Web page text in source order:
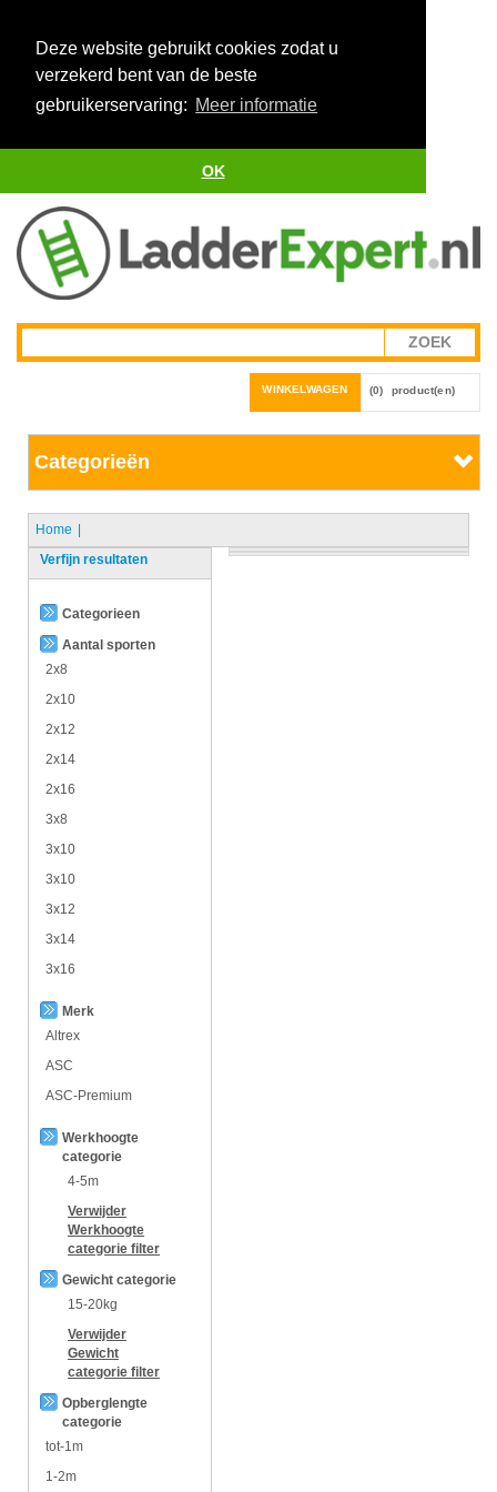
Deze website gebruikt cookies zodat u
verzekerd bent van de beste
gebruikerservaring: Meer informatie
OK
WINKELWAGEN (0) product(en)
Categorieën
Home
Verfijn resultaten
Categorieen
Aantal sporten
2x8
2x10
2x12
2x14
2x16
3x8
3x10
3x10
3x12
3x14
3x16
Merk
Altrex
ASC
ASC-Premium
Werkhoogte
categorie
4-5m
Verwijder
Werkhoogte
categorie filter
Gewicht categorie
15-20kg
Verwijder
Gewicht
categorie filter
Opberglengte
categorie
tot-1m
1-2m